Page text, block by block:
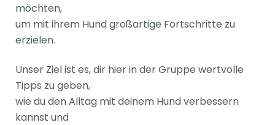
möchten,
um mit ihrem Hund großartige Fortschritte zu
erzielen.
Unser Ziel ist es, dir hier in der Gruppe wertvolle
Tipps zu geben,
wie du den Alltag mit deinem Hund verbessern
kannst und